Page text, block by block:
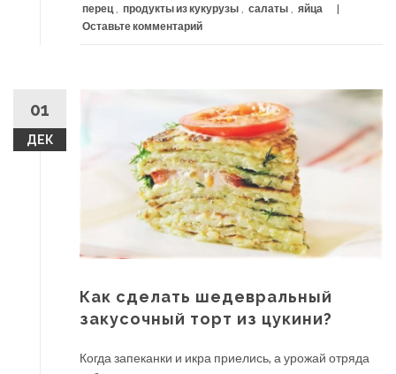
перец , продукты из кукурузы , салаты , яйца
Оставьте комментарий
01
ДЕК
Как сделать шедевральный
закусочный торт из цукини?
Когда запеканки и икра приелись, а урожай отряда